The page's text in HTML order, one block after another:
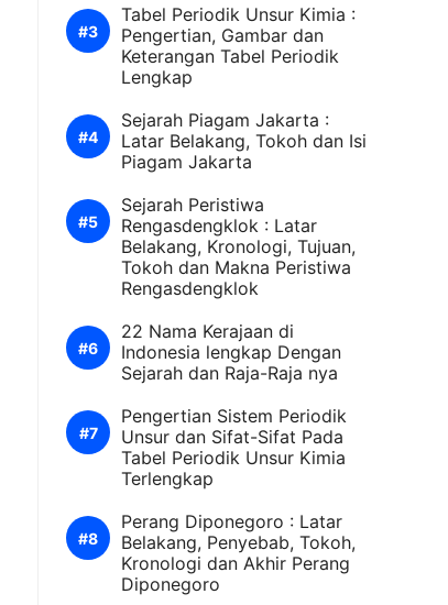
Tabel Periodik Unsur Kimia :
Pengertian, Gambar dan
Keterangan Tabel Periodik
Lengkap
Sejarah Piagam Jakarta :
Latar Belakang, Tokoh dan Isi
Piagam Jakarta
Sejarah Peristiwa
Rengasdengklok : Latar
Belakang, Kronologi, Tujuan,
Tokoh dan Makna Peristiwa
Rengasdengklok
22 Nama Kerajaan di
Indonesia lengkap Dengan
Sejarah dan Raja-Raja nya
Pengertian Sistem Periodik
Unsur dan Sifat-Sifat Pada
Tabel Periodik Unsur Kimia
Terlengkap
Perang Diponegoro : Latar
Belakang, Penyebab, Tokoh,
Kronologi dan Akhir Perang
Diponegoro